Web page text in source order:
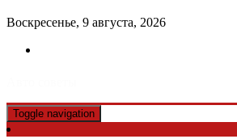
Воскресенье, 9 августа, 2026
Toggle navigation